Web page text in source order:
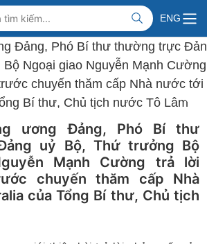
VIỆT NAM
AFFAIRS
ENG
ương Đảng, Phó Bí thư
uỷ Bộ, Thứ trưởng Bộ
Mạnh Cường trả lời
chuyến thăm cấp Nhà
của Tổng Bí thư, Chủ tịch